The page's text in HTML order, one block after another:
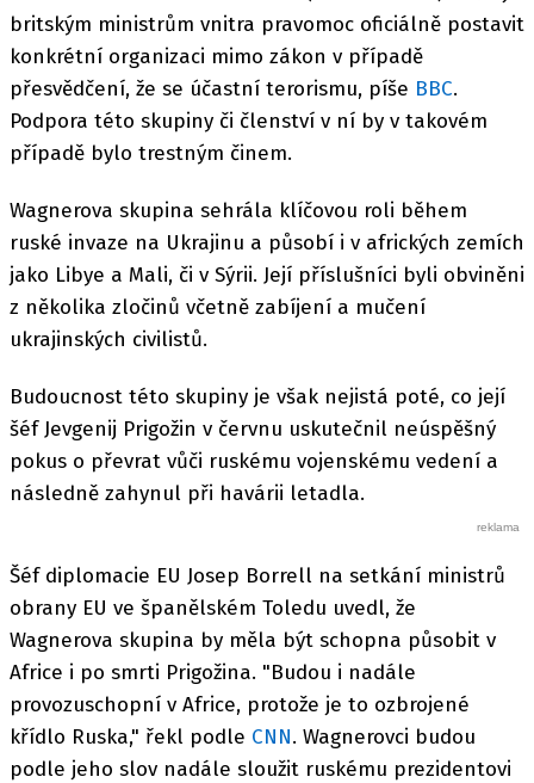
britským ministrům vnitra pravomoc oficiálně postavit
konkrétní organizaci mimo zákon v případě
přesvědčení, že se účastní terorismu, píše BBC.
Podpora této skupiny či členství v ní by v takovém
případě bylo trestným činem.
Wagnerova skupina sehrála klíčovou roli během
ruské invaze na Ukrajinu a působí i v afrických zemích
jako Libye a Mali, či v Sýrii. Její příslušníci byli obviněni
z několika zločinů včetně zabíjení a mučení
ukrajinských civilistů.
Budoucnost této skupiny je však nejistá poté, co její
šéf Jevgenij Prigožin v červnu uskutečnil neúspěšný
pokus o převrat vůči ruskému vojenskému vedení a
následně zahynul při havárii letadla.
Šéf diplomacie EU Josep Borrell na setkání ministrů
obrany EU ve španělském Toledu uvedl, že
Wagnerova skupina by měla být schopna působit v
Africe i po smrti Prigožina. "Budou i nadále
provozuschopní v Africe, protože je to ozbrojené
křídlo Ruska," řekl podle CNN. Wagnerovci budou
podle jeho slov nadále sloužit ruskému prezidentovi